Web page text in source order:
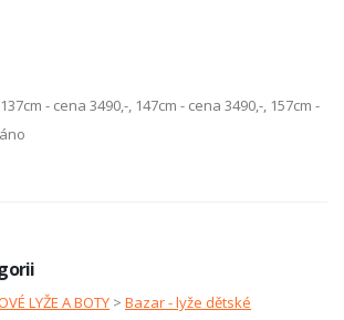
- cena 3490,-, 147cm - cena 3490,-, 157cm -
LYŽE A BOTY > Bazar - lyže dětské